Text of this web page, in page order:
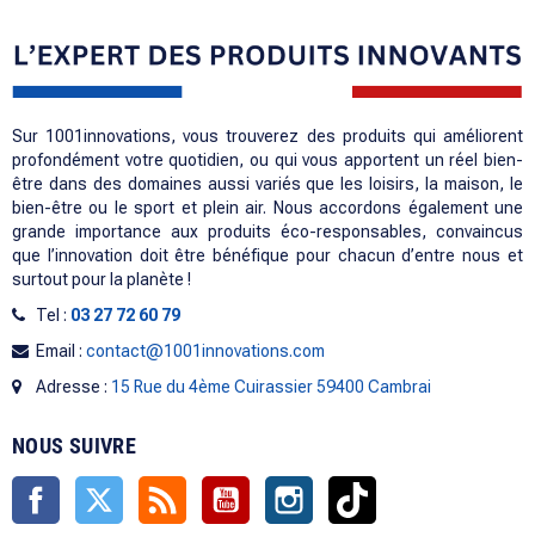
Sur 1001innovations, vous trouverez des produits qui améliorent
profondément votre quotidien, ou qui vous apportent un réel bien-
être dans des domaines aussi variés que les loisirs, la maison, le
bien-être ou le sport et plein air. Nous accordons également une
grande importance aux produits éco-responsables, convaincus
que l’innovation doit être bénéfique pour chacun d’entre nous et
surtout pour la planète !
Tel : 03 27 72 60 79
Email : contact@1001innovations.com
Adresse : 15 Rue du 4ème Cuirassier 59400 Cambrai
NOUS SUIVRE
Facebook Twitter Rss YouTube Instagram